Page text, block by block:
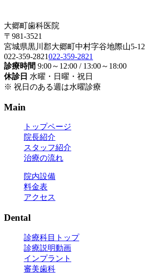
大郷町歯科医院
〒981-3521
宮城県黒川郡大郷町中村字谷地際山5-12
022-359-2821022-359-2821
診療時間 9:00～12:00 / 13:00～18:00
休診日 水曜・日曜・祝日
※ 祝日のある週は水曜診療
Main
トップページ
院長紹介
スタッフ紹介
治療の流れ
院内設備
料金表
アクセス
Dental
診療科目トップ
診療説明動画
インプラント
審美歯科